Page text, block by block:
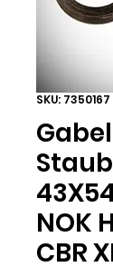
SKU: 7350167
Gabel
NOK
CBR